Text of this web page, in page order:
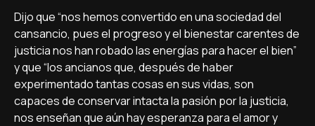
Dijo que “nos hemos convertido en una sociedad del
cansancio, pues el progreso y el bienestar carentes de
justicia nos han robado las energías para hacer el bien”
y que “los ancianos que, después de haber
experimentado tantas cosas en sus vidas, son
capaces de conservar intacta la pasión por la justicia,
nos enseñan que aún hay esperanza para el amor y